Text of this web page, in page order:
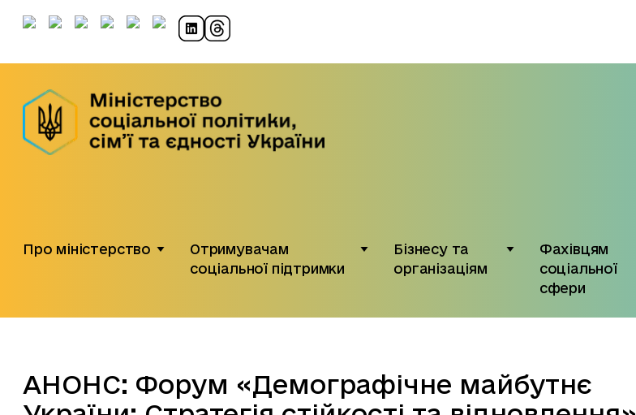
Про міністерство
Отримувачам
соціальної підтримки
Бізнесу та
організаціям
Фахівцям
соціальної
сфери
АНОНС: Форум «Демографічне майбутнє